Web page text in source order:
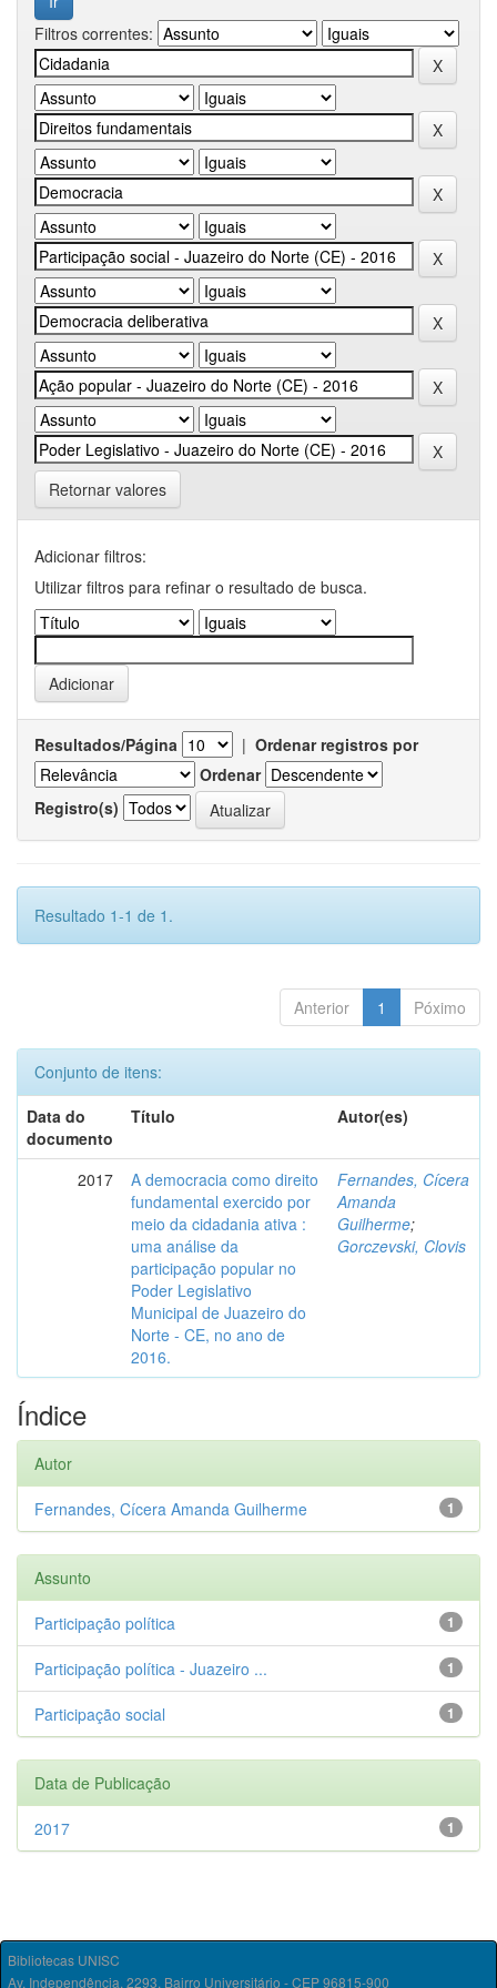
Filtros correntes:
Retornar valores
Adicionar filtros:
Utilizar filtros para refinar o resultado de busca.
Resultados/Página | Ordenar registros por
Ordenar
Registro(s)
Resultado 1-1 de 1.
Anterior 1 Póximo
Conjunto de itens:
Data do
documento
Título Autor(es)
2017
A democracia como direito
fundamental exercido por
meio da cidadania ativa :
uma análise da
participação popular no
Poder Legislativo
Municipal de Juazeiro do
Norte - CE, no ano de
2016.
Fernandes, Cícera
Amanda
Guilherme;
Gorczevski, Clovis
Índice
Autor
1
Fernandes, Cícera Amanda Guilherme
Assunto
1
Participação política
1
Participação política - Juazeiro ...
1
Participação social
Data de Publicação
1
2017
Bibliotecas UNISC
Av. Independência, 2293, Bairro Universitário - CEP 96815-900